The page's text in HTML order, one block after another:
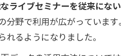
ライブセミナーを従来にな
野で利用が広がっていま
るようになりました。